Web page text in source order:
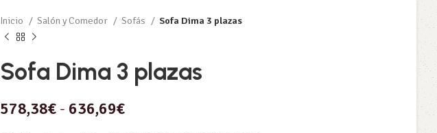
Inicio Salón y Comedor Sofás Sofa Dima 3 plazas
Sofa Dima 3 plazas
578,38€ - 636,69€